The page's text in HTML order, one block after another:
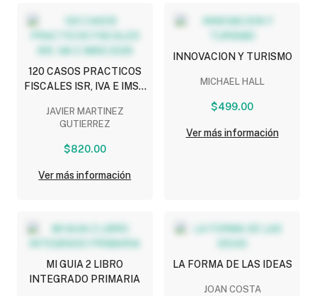
120 CASOS PRACTICOS
FISCALES ISR, IVA E IMSS
JAVIER MARTINEZ
GUTIERREZ
$820.00
Ver más información
INNOVACION Y TURISMO
MICHAEL HALL
$499.00
Ver más información
MI GUIA 2 LIBRO
INTEGRADO PRIMARIA
LA FORMA DE LAS IDEAS
JOAN COSTA